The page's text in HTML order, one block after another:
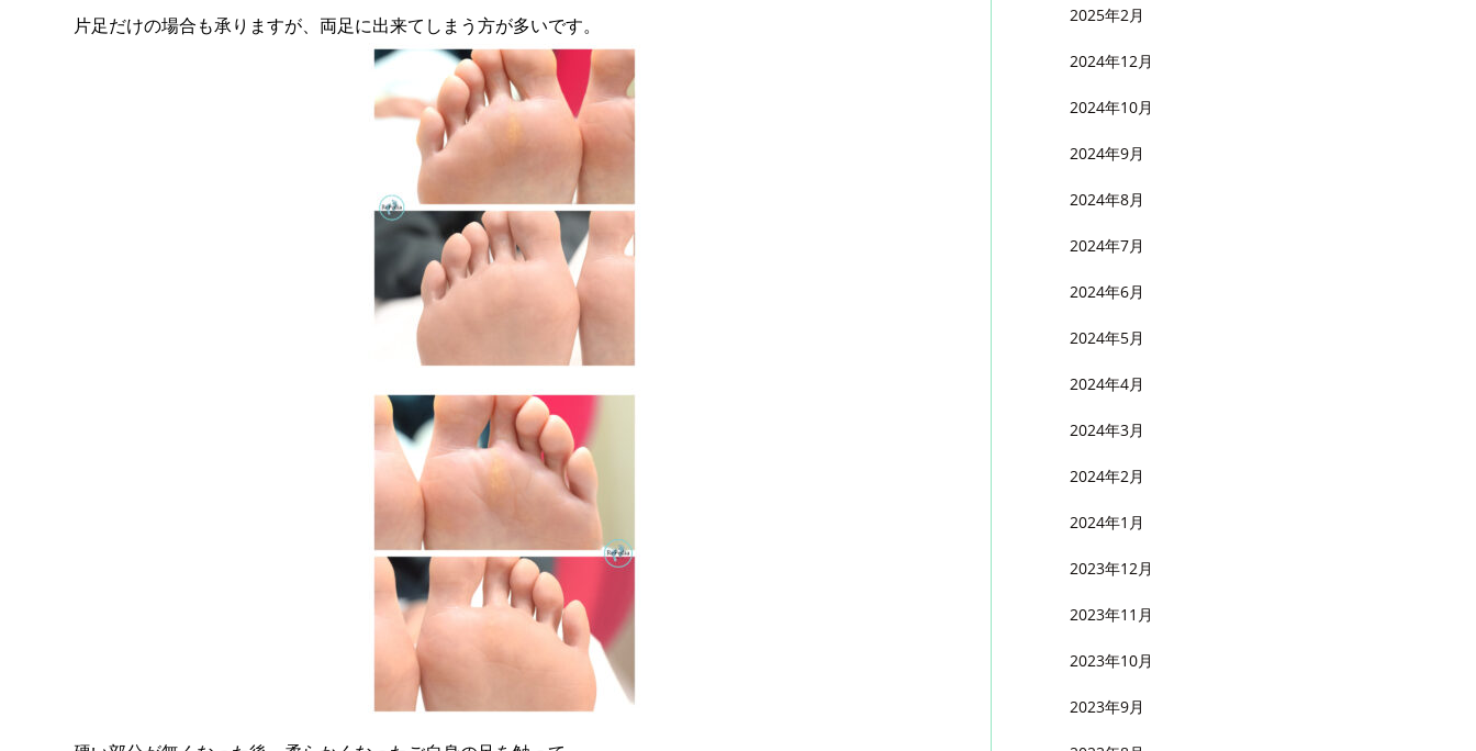
片足だけの場合も承りますが、両足に出来てしまう方が多いです。 2025年2月
2024年12月
2024年10月
2024年9月
2024年8月
2024年7月
2024年6月
2024年5月
2024年4月
2024年3月
2024年2月
2024年1月
2023年12月
2023年11月
2023年10月
2023年9月